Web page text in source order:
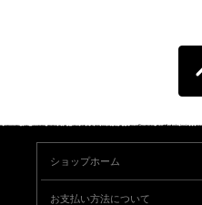
ショップホーム
お支払い方法について